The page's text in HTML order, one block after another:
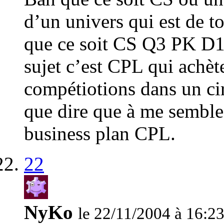
d’un univers qui est de
que ce soit CS Q3 PK
sujet c’est CPL qui
compétiotions dans un
que dire que à me
business plan CPL.
22
NyKo le 22/11/2004 à 16:23